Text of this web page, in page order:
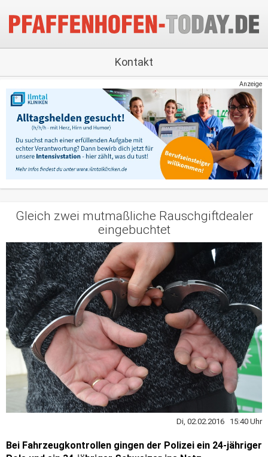
Kontakt
Anzeige
Gleich zwei mutmaßliche Rauschgiftdealer
eingebuchtet
Di, 02.02.2016 15:40 Uhr
Bei Fahrzeugkontrollen gingen der Polizei ein 24-jähriger